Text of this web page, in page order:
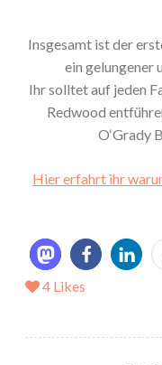
Insgesamt ist der
ein gelungener
Ihr solltet auf jeden
Redwood
O‘Grady
Hier erfahrt ihr
4 Likes